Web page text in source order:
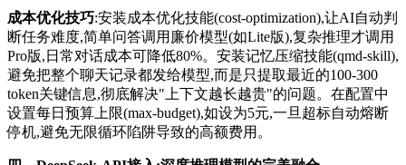
成本优化技巧:安装成本优化技能(cost-optimization),让AI自动判
断任务难度,简单问答调用廉价模型(如Lite版),复杂推理才调用
Pro版,日常对话成本可降低80%。安装记忆压缩技能(qmd-skill),
避免把整个聊天记录都发给模型,而是只提取最近的100-300
token关键信息,彻底解决"上下文越长越贵"的问题。在配置中
设置每日预算上限(max-budget),如设为5元,一旦超标自动熔断
停机,避免无限循环陷阱导致的高额费用。